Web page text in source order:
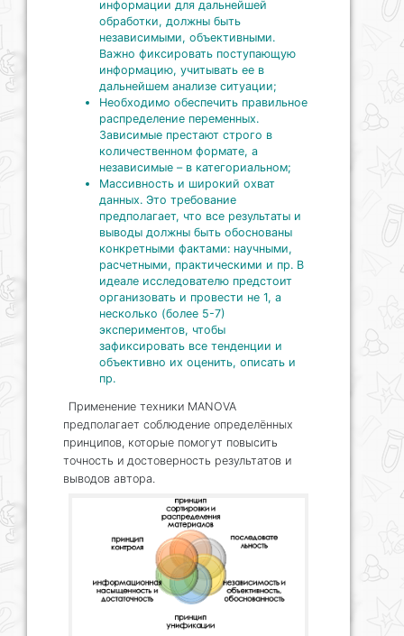
информации для дальнейшей
обработки, должны быть
независимыми, объективными.
Важно фиксировать поступающую
информацию, учитывать ее в
дальнейшем анализе ситуации;
Необходимо обеспечить правильное
распределение переменных.
Зависимые престают строго в
количественном формате, а
независимые – в категориальном;
Массивность и широкий охват
данных. Это требование
предполагает, что все результаты и
выводы должны быть обоснованы
конкретными фактами: научными,
расчетными, практическими и пр. В
идеале исследователю предстоит
организовать и провести не 1, а
несколько (более 5-7)
экспериментов, чтобы
зафиксировать все тенденции и
объективно их оценить, описать и
пр.
Применение техники MANOVA
предполагает соблюдение определённых
принципов, которые помогут повысить
точность и достоверность результатов и
выводов автора.